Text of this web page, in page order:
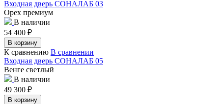
Входная дверь СОНАЛАБ 03
Орех премиум
В наличии
54 400 ₽
В корзину
К сравнению В сравнении
Входная дверь СОНАЛАБ 05
Венге светлый
В наличии
49 300 ₽
В корзину